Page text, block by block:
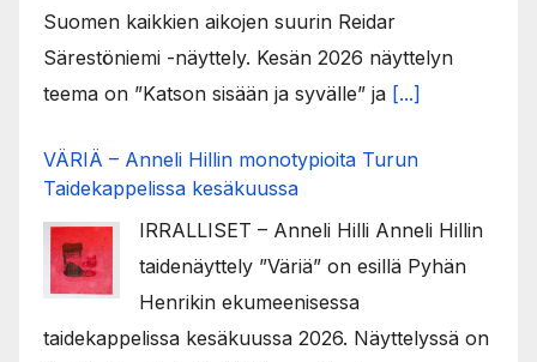
Suomen kaikkien aikojen suurin Reidar
Särestöniemi -näyttely. Kesän 2026 näyttelyn
teema on ”Katson sisään ja syvälle” ja [...]
VÄRIÄ – Anneli Hillin monotypioita Turun
Taidekappelissa kesäkuussa
IRRALLISET – Anneli Hilli Anneli Hillin
taidenäyttely ”Väriä” on esillä Pyhän
Henrikin ekumeenisessa
taidekappelissa kesäkuussa 2026. Näyttelyssä on